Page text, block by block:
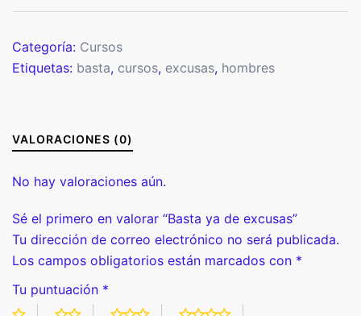
excusas
Categoría: Cursos
Etiquetas: basta, cursos, excusas, hombres
VALORACIONES (0)
No hay valoraciones aún.
Sé el primero en valorar “Basta ya de excusas”
Tu dirección de correo electrónico no será publicada.
Los campos obligatorios están marcados con *
Tu puntuación *